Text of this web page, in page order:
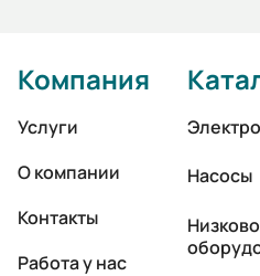
Компания
Услуги
О компании
Контакты
Работа у нас
Насосы